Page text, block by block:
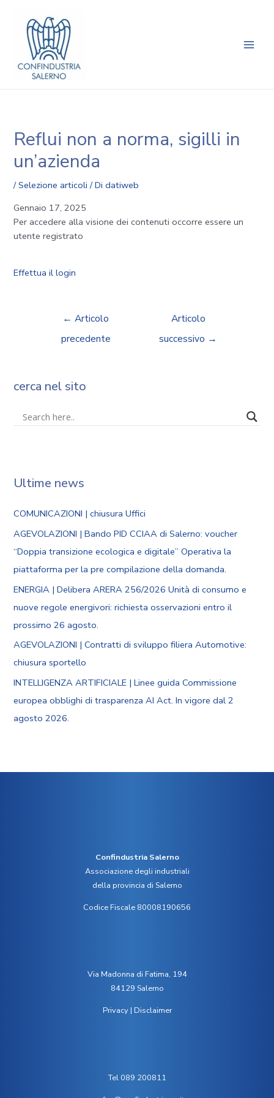
contenuto
Reflui non a norma, sigilli in
un’azienda
/Selezione articoli / Didatiweb
Gennaio 17, 2025
Per accedere alla visione dei contenuti occorre essere un
utente registrato
Effettua il login
articoli
← Articolo
precedente
Articolo
successivo →
cerca nel sito
Ultime news
COMUNICAZIONI | chiusura Uffici
AGEVOLAZIONI | Bando PID CCIAA di Salerno: voucher
“Doppia transizione ecologica e digitale” Operativa la
piattaforma per la pre compilazione della domanda.
ENERGIA | Delibera ARERA 256/2026 Unità di consumo e
nuove regole energivori: richiesta osservazioni entro il
prossimo 26 agosto.
AGEVOLAZIONI | Contratti di sviluppo filiera Automotive:
chiusura sportello
INTELLIGENZA ARTIFICIALE | Linee guida Commissione
europea obblighi di trasparenza AI Act. In vigore dal 2
agosto 2026.
Confindustria Salerno
Associazione degli industriali
della provincia di Salerno
Codice Fiscale 80008190656
Via Madonna di Fatima, 194
84129 Salerno
Privacy| Disclaimer
Tel 089 200811